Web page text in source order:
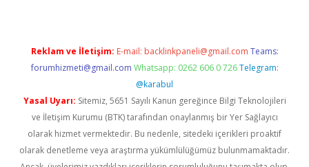
Reklam ve İletişim: E-mail: backlinkpaneli@gmail.com Teams:
forumhizmeti@gmail.com Whatsapp: 0262 606 0 726 Telegram:
@karabul
Yasal Uyarı: Sitemiz, 5651 Sayılı Kanun gereğince Bilgi Teknolojileri
ve İletişim Kurumu (BTK) tarafından onaylanmış bir Yer Sağlayıcı
olarak hizmet vermektedir. Bu nedenle, sitedeki içerikleri proaktif
olarak denetleme veya araştırma yükümlülüğümüz bulunmamaktadır.